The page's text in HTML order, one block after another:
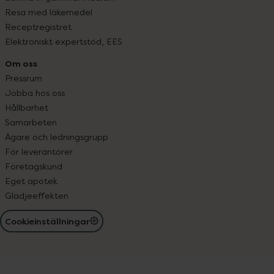
Resa med läkemedel
Receptregistret
Elektroniskt expertstöd, EES
Om oss
Pressrum
Jobba hos oss
Hållbarhet
Samarbeten
Ägare och ledningsgrupp
För leverantörer
Företagskund
Eget apotek
Glädjeeffekten
Cookieinställningar